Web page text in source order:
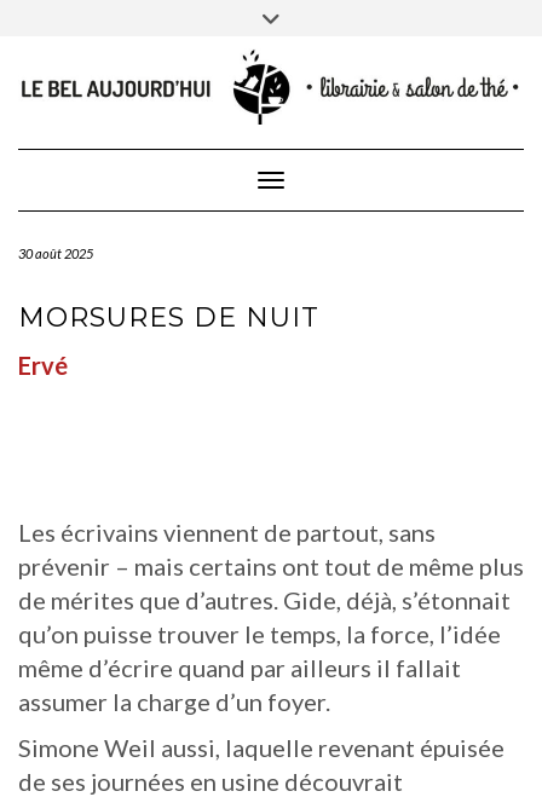
CONTACTEZ-NOUS
Toggle
Toggle Navigation
30 août 2025
MORSURES DE NUIT
Ervé
Les écrivains viennent de partout, sans
prévenir – mais certains ont tout de même plus
de mérites que d’autres. Gide, déjà, s’étonnait
qu’on puisse trouver le temps, la force, l’idée
même d’écrire quand par ailleurs il fallait
assumer la charge d’un foyer.
Simone Weil aussi, laquelle revenant épuisée
de ses journées en usine découvrait